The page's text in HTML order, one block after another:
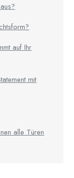
auf Ihr
mit
alle Türen